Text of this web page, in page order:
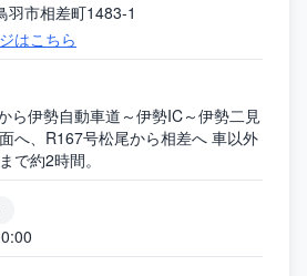
羽市相差町1483-1
はこちら
ら伊勢自動車道～伊勢IC～伊勢二見
へ、R167号松尾から相差へ 車以外
で約2時間。